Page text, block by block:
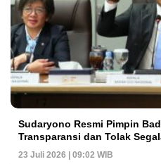
Sudaryono Resmi Pimpin
Transparansi dan Tolak
23 Juli 2026 | 09:02 WIB